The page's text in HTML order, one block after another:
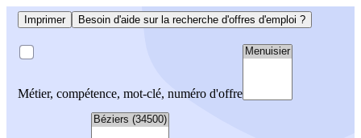
Imprimer Besoin d'aide sur la recherche d'offres d'emploi ?
Métier, compétence, mot-clé, numéro d'offre